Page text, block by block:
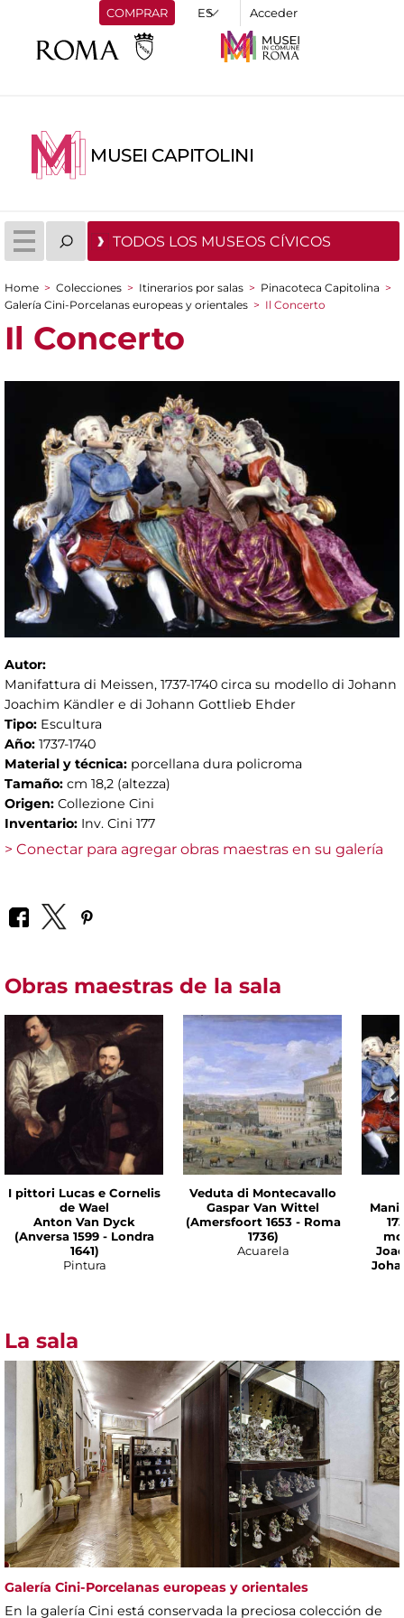
COMPRAR Acceder
MUSEI CAPITOLINI
TODOS LOS MUSEOS CÍVICOS
You are here
Home > Colecciones > Itinerarios por salas > Pinacoteca Capitolina >
Galería Cini-Porcelanas europeas y orientales > Il Concerto
Il Concerto
Autor:
Manifattura di Meissen, 1737-1740 circa su modello di Johann
Joachim Kändler e di Johann Gottlieb Ehder
Tipo: Escultura
Año: 1737-1740
Material y técnica: porcellana dura policroma
Tamaño: cm 18,2 (altezza)
Origen: Collezione Cini
Inventario: Inv. Cini 177
> Conectar para agregar obras maestras en su galería
Obras maestras de la sala
I pittori Lucas e Cornelis
de Wael
Anton Van Dyck
(Anversa 1599 - Londra
1641)
Pintura
Veduta di Montecavallo
Gaspar Van Wittel
(Amersfoort 1653 - Roma
1736)
Acuarela
La sala
Galería Cini-Porcelanas europeas y orientales
En la galería Cini está conservada la preciosa colección de